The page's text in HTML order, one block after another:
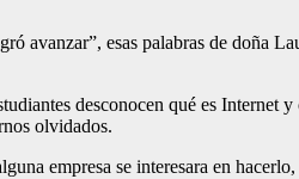
avanzar”, esas palabras de doña
desconocen qué es Internet
olvidados.
empresa se interesara en